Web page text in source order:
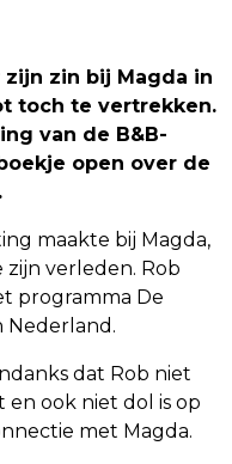
zijn zin bij Magda in
toch te vertrekken.
van de B&B-
open over de
maakte bij Magda,
zijn verleden. Rob
programma De
Nederland.
dat Rob niet
en ook niet dol is op
met Magda.